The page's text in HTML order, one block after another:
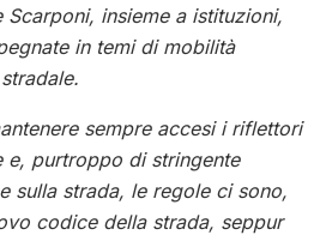
Scarponi, insieme a istituzioni,
in temi di mobilità
sempre accesi i riflettori
e, purtroppo di stringente
sulla strada, le regole ci sono,
codice della strada, seppur